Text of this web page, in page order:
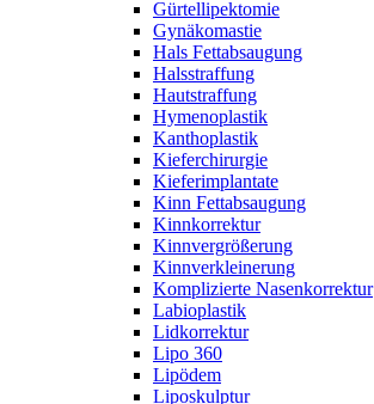
Gürtellipektomie
Gynäkomastie
Hals Fettabsaugung
Halsstraffung
Hautstraffung
Hymenoplastik
Kanthoplastik
Kieferchirurgie
Kieferimplantate
Kinn Fettabsaugung
Kinnkorrektur
Kinnvergrößerung
Kinnverkleinerung
Komplizierte Nasenkorrektur
Labioplastik
Lidkorrektur
Lipo 360
Lipödem
Liposkulptur